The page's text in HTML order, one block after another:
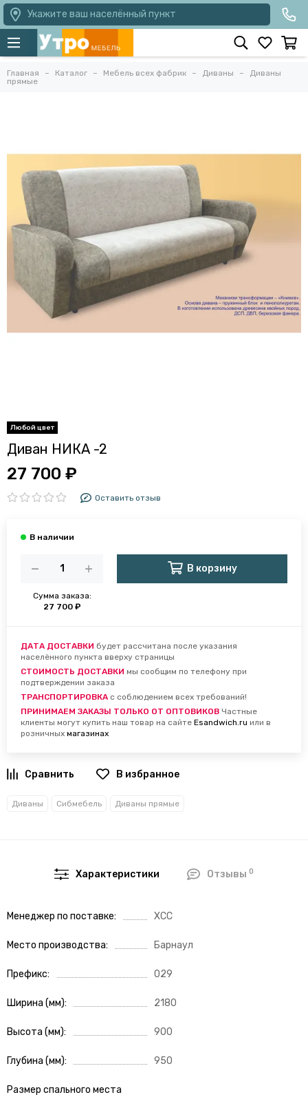
Укажите ваш населённый пункт
Главная Каталог Мебель всех фабрик Диваны
Диваны
прямые
Диван НИКА -2
27 700 ₽
Оставить отзыв
Сумма заказа:
27 700 ₽
В корзину
ДАТА ДОСТАВКИ будет рассчитана после указания
населённого пункта вверху страницы
СТОИМОСТЬ ДОСТАВКИ мы сообщим по телефону при
подтверждении заказа
ТРАНСПОРТИРОВКА с соблюдением всех требований!
ПРИНИМАЕМ ЗАКАЗЫ ТОЛЬКО ОТ ОПТОВИКОВ Частные
клиенты могут купить наш товар на сайте Esandwich.ru или в
розничных магазинах
В избранное
Диваны Сибмебель Диваны прямые
Характеристики Отзывы 0
Менеджер по поставке ХСС
Место производства Барнаул
Префикс 029
Ширина (мм) 2180
Высота (мм) 900
Глубина (мм) 950
Размер спального места